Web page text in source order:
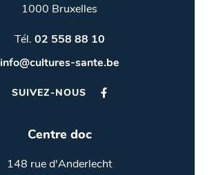
1000 Bruxelles
Tél. 02 558 88 10
info@cultures-sante.be
SUIVEZ-NOUS
Centre doc
148 rue d'Anderlecht